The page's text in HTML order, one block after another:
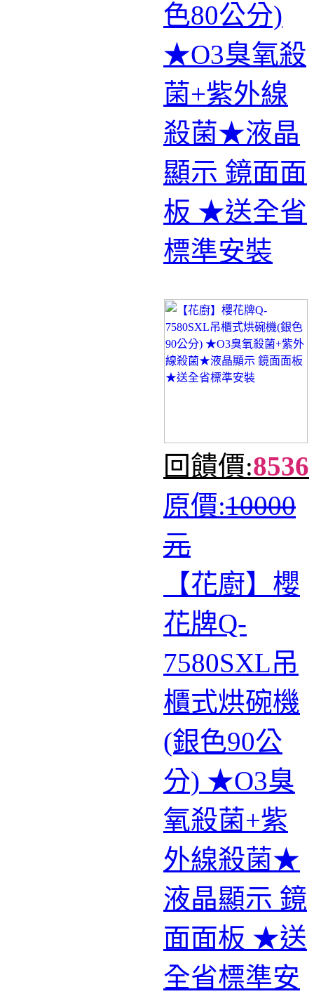
色80公分)
★O3臭氧殺
菌+紫外線
殺菌★液晶
顯示 鏡面面
板 ★送全省
標準安裝
回饋價:8536
原價:10000
元
【花廚】櫻
花牌Q-
7580SXL吊
櫃式烘碗機
(銀色90公
分) ★O3臭
氧殺菌+紫
外線殺菌★
液晶顯示 鏡
面面板 ★送
全省標準安